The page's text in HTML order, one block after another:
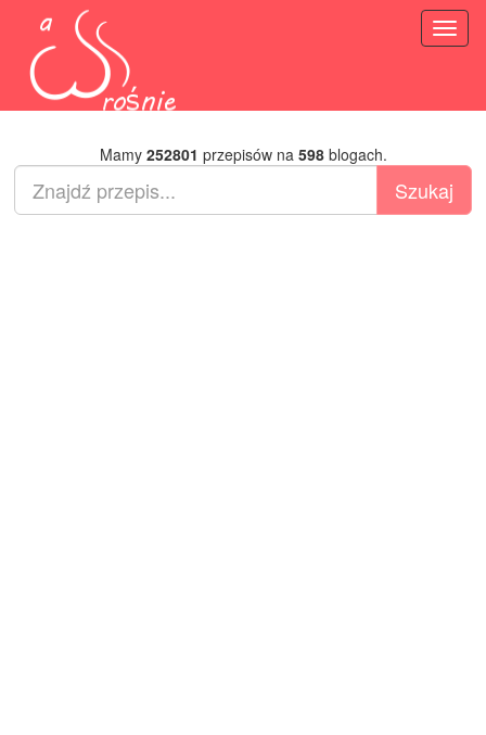
Mamy 252801 przepisów na 598blogach.